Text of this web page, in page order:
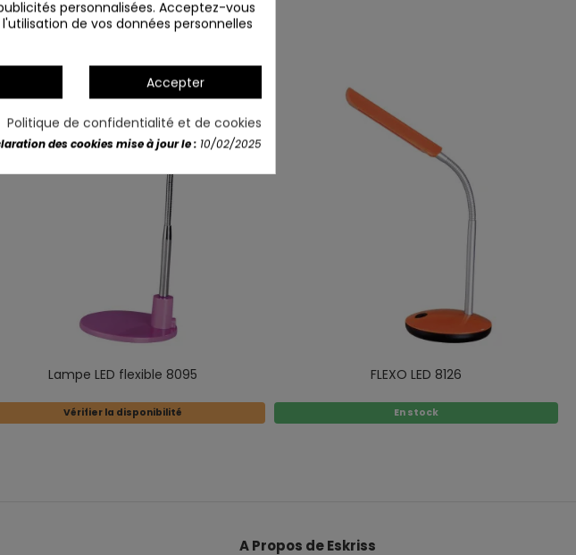
Lampe LED flexible 8095
Vérifier la disponibilité
FLEXO LED 8126
En stock
A Propos de Eskriss
personnalisées. Acceptez-vous
de vos données personnelles
Accepter
Politique de confidentialité et de cookies
des cookies mise à jour le : 10/02/2025